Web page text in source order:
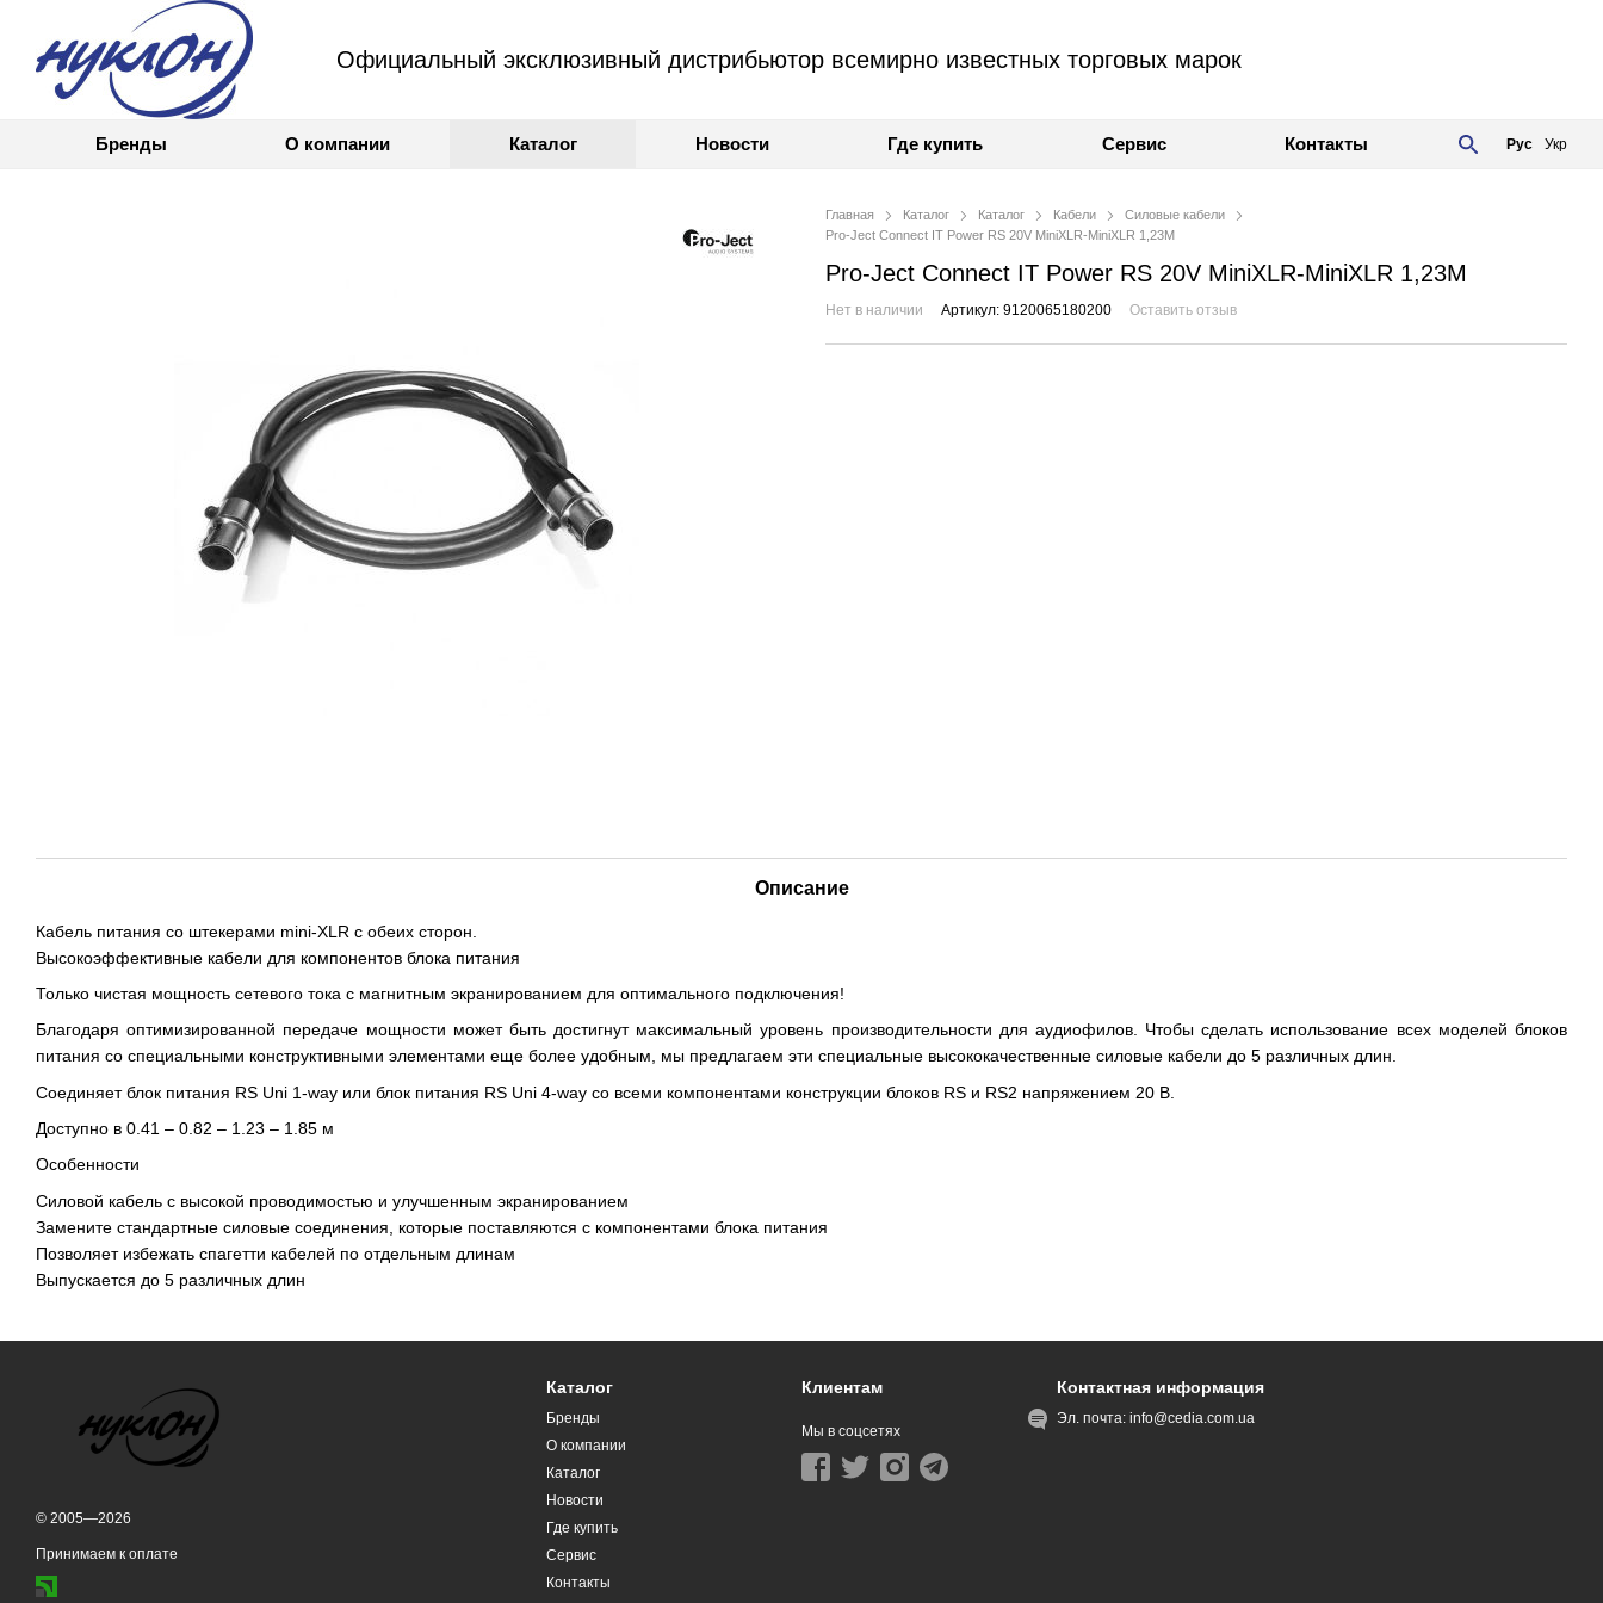
Официальный эксклюзивный дистрибьютор всемирно известных торговых марок
Бренды О компании Каталог Новости Где купить Сервис Контакты Рус Укр
Главная Каталог Каталог Кабели
Силовые кабели
Pro-Ject Connect IT Power RS 20V MiniXLR-MiniXLR 1,23M
Pro-Ject Connect IT Power RS 20V MiniXLR-MiniXLR 1,23M
Нет в наличии Артикул: 9120065180200 Оставить отзыв
Описание
Кабель питания со штекерами mini-XLR с обеих сторон.
Высокоэффективные кабели для компонентов блока питания
Только чистая мощность сетевого тока с магнитным экранированием для оптимального подключения!
Благодаря оптимизированной передаче мощности может быть достигнут максимальный уровень производительности для аудиофилов. Чтобы сделать использование всех моделей блоков
питания со специальными конструктивными элементами еще более удобным, мы предлагаем эти специальные высококачественные силовые кабели до 5 различных длин.
Соединяет блок питания RS Uni 1-way или блок питания RS Uni 4-way со всеми компонентами конструкции блоков RS и RS2 напряжением 20 В.
Доступно в 0.41 – 0.82 – 1.23 – 1.85 м
Особенности
Силовой кабель с высокой проводимостью и улучшенным экранированием
Замените стандартные силовые соединения, которые поставляются с компонентами блока питания
Позволяет избежать спагетти кабелей по отдельным длинам
Выпускается до 5 различных длин
© 2005—2026
Принимаем к оплате
Каталог
Бренды
О компании
Каталог
Новости
Где купить
Сервис
Контакты
Клиентам
Мы в соцсетях
Контактная информация
Эл. почта:info@cedia.com.ua